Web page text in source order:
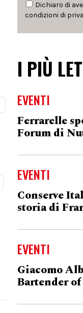
Dichiaro di
condizioni di
I PIÙ
EVENTI
Ferrarelle
Forum di
EVENTI
Conserve
storia di
EVENTI
Giacomo
Bartender